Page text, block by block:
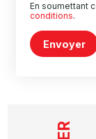
En soumettant
conditions.
Envoyer